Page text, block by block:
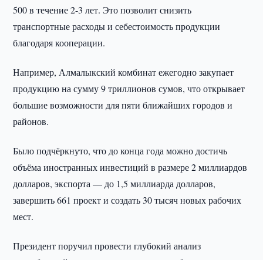
500 в течение 2-3 лет. Это позволит снизить
транспортные расходы и себестоимость продукции
благодаря кооперации.
Например, Алмалыкский комбинат ежегодно закупает
продукцию на сумму 9 триллионов сумов, что открывает
большие возможности для пяти ближайших городов и
районов.
Было подчёркнуто, что до конца года можно достичь
объёма иностранных инвестиций в размере 2 миллиардов
долларов, экспорта — до 1,5 миллиарда долларов,
завершить 661 проект и создать 30 тысяч новых рабочих
мест.
Президент поручил провести глубокий анализ